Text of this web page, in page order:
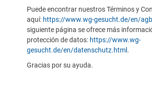
Puede encontrar nuestros Términos y
aquí: https://www.wg-gesucht.de/en/
siguiente página se ofrece más
protección de datos: https://www.wg-
gesucht.de/en/datenschutz.html .
Gracias por su ayuda.